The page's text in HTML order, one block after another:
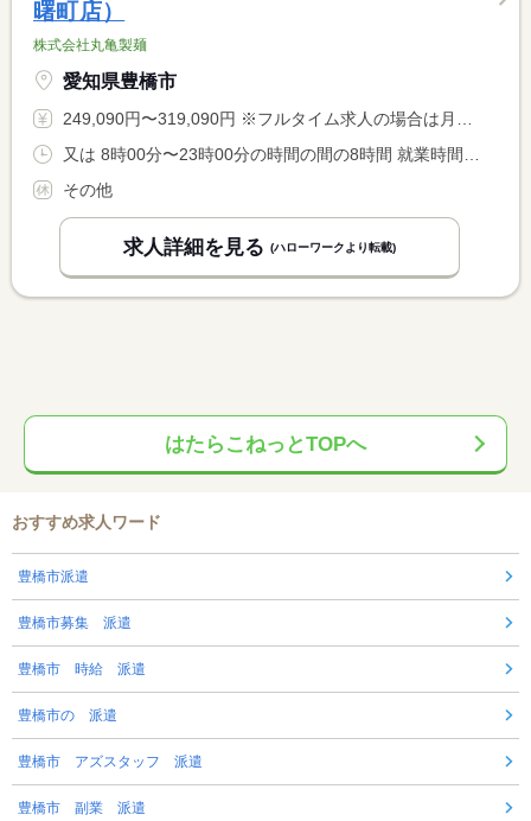
曙町店）
株式会社丸亀製麺
愛知県豊橋市
249,090円〜319,090円 ※フルタイム求人の場合は月額（換算額）、パート求人の場合は時間額を表示しています。
その他
求人詳細を見る (ハローワークより転載)
はたらこねっとTOPへ
おすすめ求人ワード
豊橋市派遣
豊橋市募集 派遣
豊橋市 時給 派遣
豊橋市の 派遣
豊橋市 アズスタッフ 派遣
豊橋市 副業 派遣